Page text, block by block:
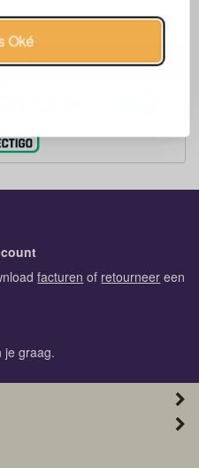
Oké
facturen of retourneer een
je graag.